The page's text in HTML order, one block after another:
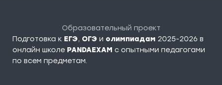
Образовательный проект
Подготовка к ЕГЭ, ОГЭ и олимпиадам 2025-2026 в
онлайн школе PANDAEXAM c опытными педагогами
по всем предметам.